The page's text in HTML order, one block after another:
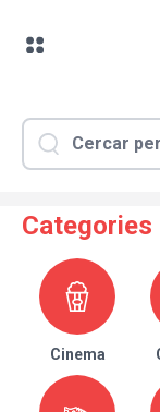
Categories
Cinema